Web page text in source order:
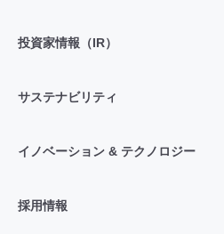
投資家情報（IR）
サステナビリティ
イノベーション & テクノロジー
採用情報